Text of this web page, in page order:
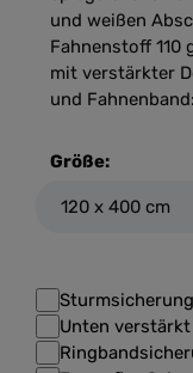
und weißen
Fahnenstoff 110
mit verstärkter
und
Größe:
Unten